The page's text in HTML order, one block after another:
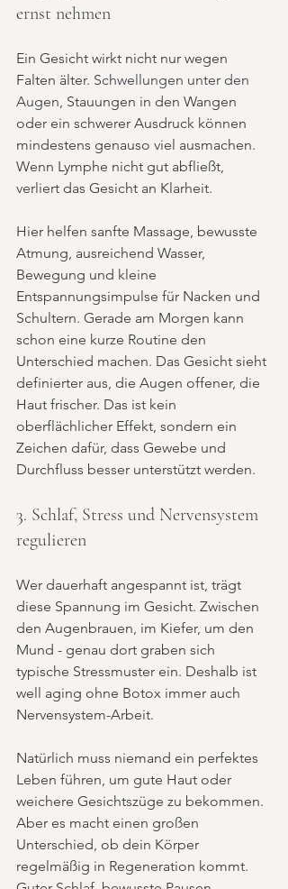
ernst nehmen
Ein Gesicht wirkt nicht nur wegen
Falten älter. Schwellungen unter den
Augen, Stauungen in den Wangen
oder ein schwerer Ausdruck können
mindestens genauso viel ausmachen.
Wenn Lymphe nicht gut abfließt,
verliert das Gesicht an Klarheit.
Hier helfen sanfte Massage, bewusste
Atmung, ausreichend Wasser,
Bewegung und kleine
Entspannungsimpulse für Nacken und
Schultern. Gerade am Morgen kann
schon eine kurze Routine den
Unterschied machen. Das Gesicht sieht
definierter aus, die Augen offener, die
Haut frischer. Das ist kein
oberflächlicher Effekt, sondern ein
Zeichen dafür, dass Gewebe und
Durchfluss besser unterstützt werden.
3. Schlaf, Stress und Nervensystem
regulieren
Wer dauerhaft angespannt ist, trägt
diese Spannung im Gesicht. Zwischen
den Augenbrauen, im Kiefer, um den
Mund - genau dort graben sich
typische Stressmuster ein. Deshalb ist
well aging ohne Botox immer auch
Nervensystem-Arbeit.
Natürlich muss niemand ein perfektes
Leben führen, um gute Haut oder
weichere Gesichtszüge zu bekommen.
Aber es macht einen großen
Unterschied, ob dein Körper
regelmäßig in Regeneration kommt.